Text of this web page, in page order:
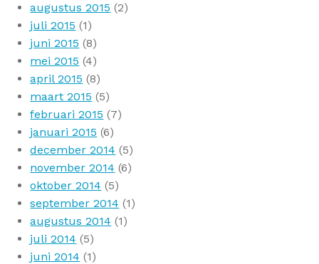
augustus 2015 (2)
juli 2015 (1)
juni 2015 (8)
mei 2015 (4)
april 2015 (8)
maart 2015 (5)
februari 2015 (7)
januari 2015 (6)
december 2014 (5)
november 2014 (6)
oktober 2014 (5)
september 2014 (1)
augustus 2014 (1)
juli 2014 (5)
juni 2014 (1)